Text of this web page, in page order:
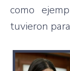
como
tuvieron